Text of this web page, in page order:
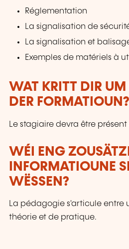
Réglementation
La signalisation de
La signalisation et
Exemples de matériels à
WAT KRITT DIR UM
DER FORMATIOUN?
Le stagiaire devra être présent
WÉI ENG
INFORMATIOUNE
WËSSEN?
La pédagogie s'articule entre
théorie et de pratique.